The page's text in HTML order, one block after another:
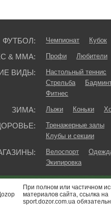
ФУТБОЛ: Чемпионат Кубок
& ММА: Профи Любители
ВИДЫ:
Настольный теннис
Стрельба
Фитнес
ЗИМА: Лыжи Коньки
Тренажерные залы
Клубы и секции
Велоспорт
Экипировка
При полном или частичном
материалов сайта, ссылка на
sport.dozor.com.ua